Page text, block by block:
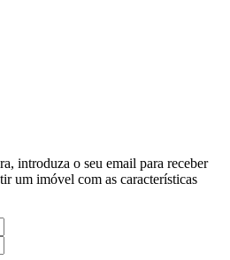
introduza o seu email para receber
um imóvel com as características